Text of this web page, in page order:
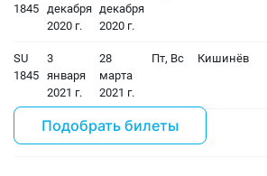
1845
декабря
2020 г.
декабря
2020 г.
SU
1845
3
января
2021 г.
28
марта
2021 г.
Пт, Вс Кишинёв
Подобрать билеты